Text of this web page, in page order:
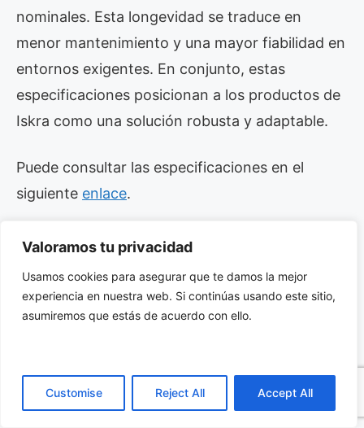
Valoramos tu privacidad
Usamos cookies para asegurar que te damos la mejor
experiencia en nuestra web. Si continúas usando este sitio,
asumiremos que estás de acuerdo con ello.
Customise Reject All Accept All
nominales. Esta longevidad se traduce en
menor mantenimiento y una mayor fiabilidad en
entornos exigentes. En conjunto, estas
especificaciones posicionan a los productos de
Iskra como una solución robusta y adaptable.
Puede consultar las especificaciones en el
siguiente enlace.
3. Aplicaciones
sistemas dentro del vehículo. Son esenciales en
los módulos de potencia, como convertidores